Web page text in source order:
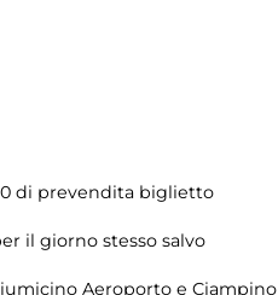
di prevendita biglietto
il giorno stesso salvo
Aeroporto e Ciampino